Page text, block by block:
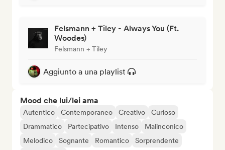
Felsmann + Tiley - Always You (Ft.
Woodes)
Felsmann + Tiley
Aggiunto a una playlist
Mood che lui/lei ama
Autentico Contemporaneo Creativo
Curioso
Drammatico
Partecipativo Intenso
Malinconico
Melodico
Sognante Romantico
Sorprendente